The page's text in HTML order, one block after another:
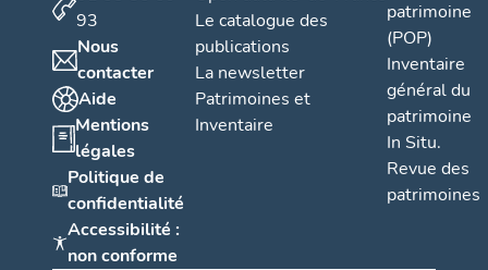
93
Nous
contacter
Aide
Mentions
légales
Politique de
confidentialité
Accessibilité :
non conforme
Le catalogue des
publications
La newsletter
Patrimoines et
Inventaire
patrimoine
(POP)
Inventaire
général du
patrimoine
In Situ.
Revue des
patrimoines